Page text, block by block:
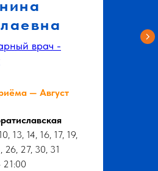
врач -
— Август
13, 14, 16, 17, 19,
26, 27, 30, 31
21:00